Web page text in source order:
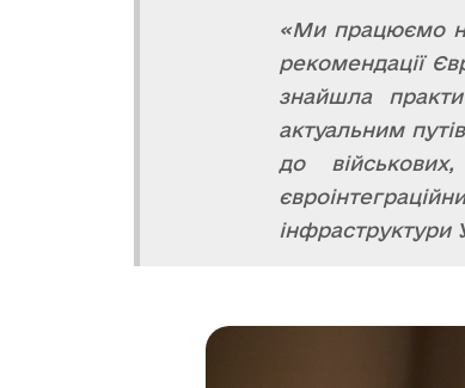
«Ми працюємо
рекомендації
знайшла
актуальним
до
інфраструктури